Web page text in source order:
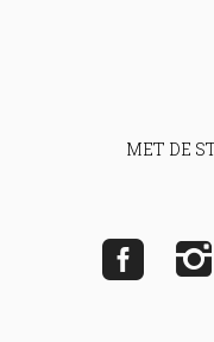
MET DE